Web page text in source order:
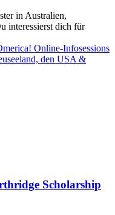
in Australien,
interessierst dich für
Online-Infosessions
den USA &
Scholarship